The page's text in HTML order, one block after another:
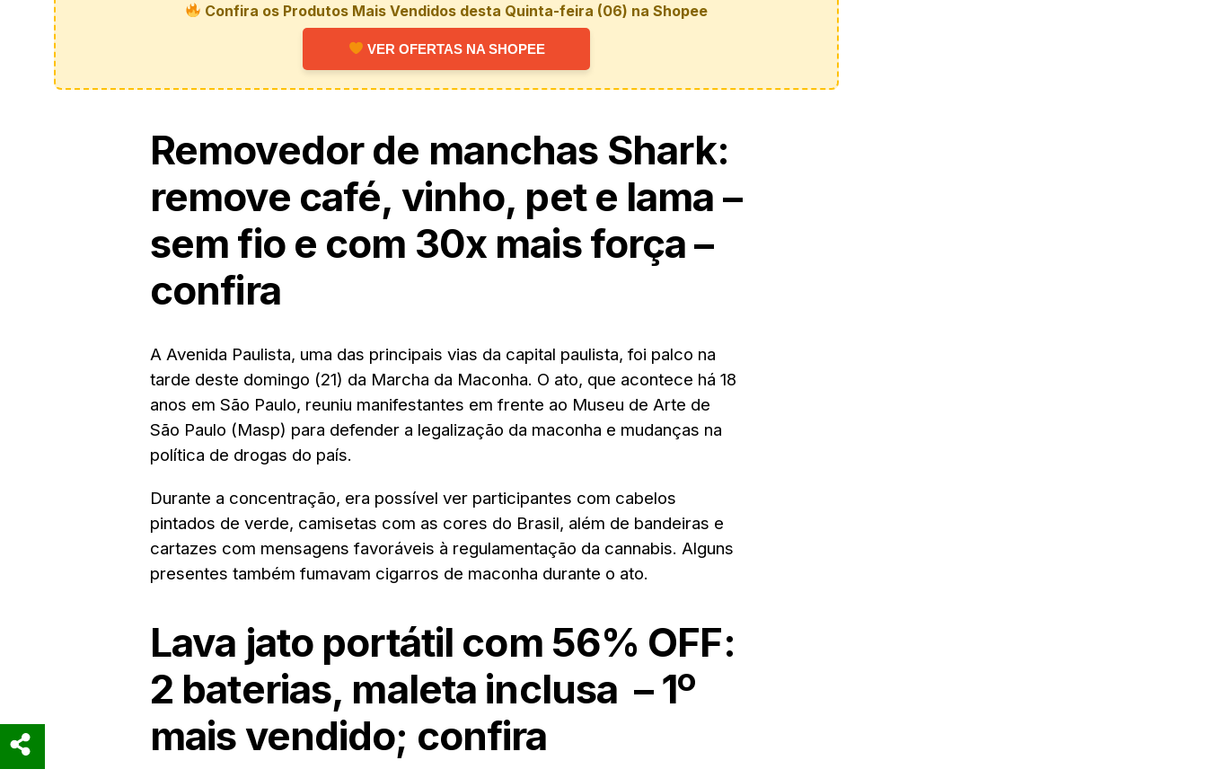
Confira os Produtos Mais Vendidos desta Quinta-feira (06) na Shopee
VER OFERTAS NA SHOPEE
Removedor de manchas Shark:
remove café, vinho, pet e lama –
sem fio e com 30x mais força –
confira
A Avenida Paulista, uma das principais vias da capital paulista, foi palco na
tarde deste domingo (21) da Marcha da Maconha. O ato, que acontece há 18
anos em São Paulo, reuniu manifestantes em frente ao Museu de Arte de
São Paulo (Masp) para defender a legalização da maconha e mudanças na
política de drogas do país.
Durante a concentração, era possível ver participantes com cabelos
pintados de verde, camisetas com as cores do Brasil, além de bandeiras e
cartazes com mensagens favoráveis à regulamentação da cannabis. Alguns
presentes também fumavam cigarros de maconha durante o ato.
Lava jato portátil com 56% OFF:
2 baterias, maleta inclusa – 1º
mais vendido; confira